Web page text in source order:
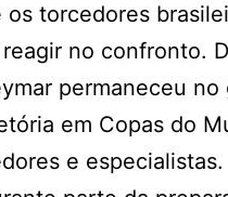
os torcedores
no confronto.
permaneceu
em Copas do
e